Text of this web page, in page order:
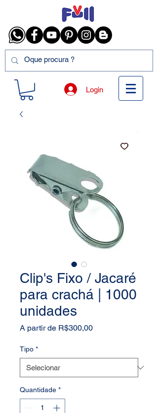
Login
Clip's Fixo / Jacaré
para crachá | 1000
unidades
A partir de R$300,00Preço
Tipo *
Quantidade *